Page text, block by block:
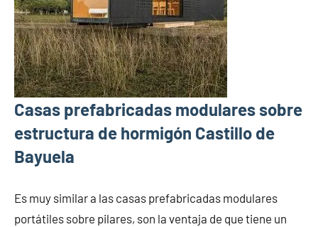
Casas prefabricadas modulares sobre
estructura de hormigón Castillo de
Bayuela
Es muy similar a las casas prefabricadas modulares
portátiles sobre pilares, son la ventaja de que tiene un